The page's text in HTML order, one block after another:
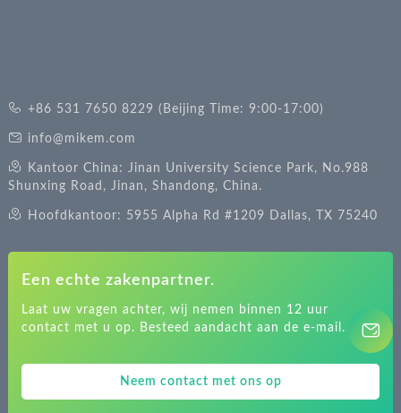
+86 531 7650 8229 (Beijing Time: 9:00-17:00)
info@mikem.com
Kantoor China: Jinan University Science Park, No.988
Shunxing Road, Jinan, Shandong, China.
Hoofdkantoor: 5955 Alpha Rd #1209 Dallas, TX 75240
Een echte zakenpartner.
Laat uw vragen achter, wij nemen binnen 12 uur
contact met u op. Besteed aandacht aan de e-mail.
Neem contact met ons op